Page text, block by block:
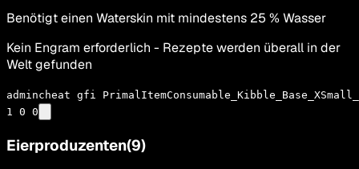
Benötigt einen Waterskin mit mindestens 25 % Wasser
Kein Engram erforderlich - Rezepte werden überall in der
Welt gefunden
admincheat gfi
1 0 0
Eierproduzenten(9)